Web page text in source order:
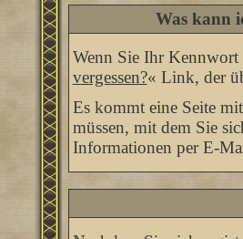
Was kann
Wenn Sie Ihr Kennwort
vergessen?« Link, der
Es kommt eine Seite
müssen, mit dem Sie
Informationen per E-